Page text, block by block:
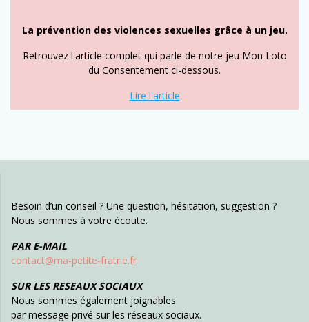
La prévention des violences sexuelles grâce à un jeu.
Retrouvez l'article complet qui parle de notre jeu Mon Loto
du Consentement ci-dessous.
Lire l'article
Besoin d’un conseil ? Une question, hésitation, suggestion ?
Nous sommes à votre écoute.
PAR E-MAIL
contact@ma-petite-fratrie.fr
SUR LES RESEAUX SOCIAUX
Nous sommes également joignables
par message privé sur les réseaux sociaux.